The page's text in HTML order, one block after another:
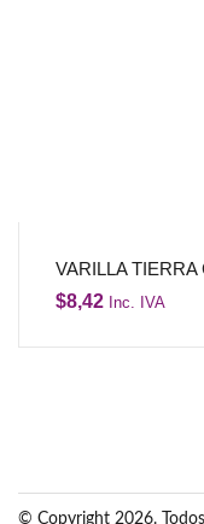
VARILLA
$8,42 Inc. IVA
© Copyright 2026.